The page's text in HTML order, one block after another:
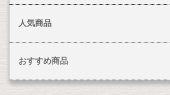
人気商品
おすすめ商品